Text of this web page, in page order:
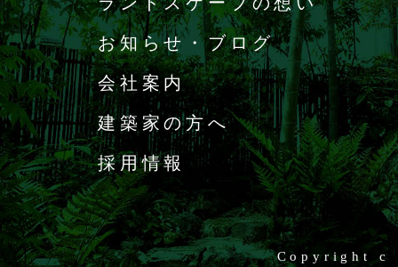
お知らせ・ブログ
会社案内
建築家の方へ
採用情報
Copyright c